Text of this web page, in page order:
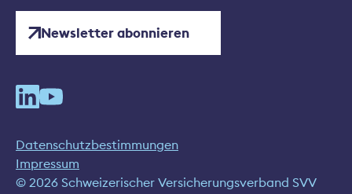
Newsletter abonnieren
Datenschutzbestimmungen
Impressum
© 2026 Schweizerischer Versicherungsverband SVV